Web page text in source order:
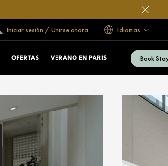
Iniciar sesión / Unirse ahora Idiomas
OFERTAS VERANO EN PARÍS Book